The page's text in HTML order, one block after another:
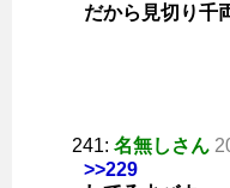
だから見切り千
241: 名無しさん
>>229